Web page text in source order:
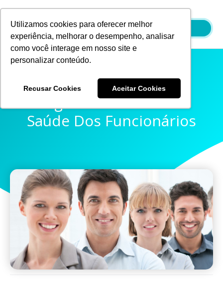
Utilizamos cookies para oferecer melhor
experiência, melhorar o desempenho, analisar
como você interage em nosso site e
personalizar conteúdo.
Recusar Cookies Aceitar Cookies
conteúdo
Higiene Bucal Para A
Saúde Dos Funcionários